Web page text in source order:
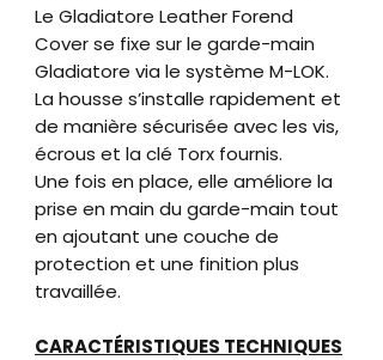
Le Gladiatore Leather Forend
Cover se fixe sur le garde-main
Gladiatore via le système M-LOK.
La housse s’installe rapidement et
de manière sécurisée avec les vis,
écrous et la clé Torx fournis.
Une fois en place, elle améliore la
prise en main du garde-main tout
en ajoutant une couche de
protection et une finition plus
travaillée.
CARACTÉRISTIQUES TECHNIQUES